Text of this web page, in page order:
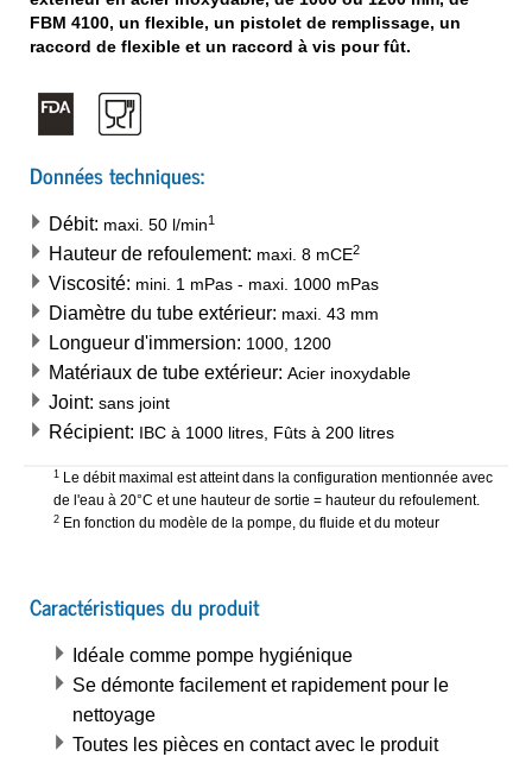
FBM 4100, un flexible, un pistolet de remplissage, un
raccord de flexible et un raccord à vis pour fût.
Données techniques:
Débit: maxi. 50 l/min1
Hauteur de refoulement: maxi. 8 mCE2
Viscosité: mini. 1 mPas - maxi. 1000 mPas
Diamètre du tube extérieur: maxi. 43 mm
Longueur d'immersion: 1000, 1200
Matériaux de tube extérieur: Acier inoxydable
Joint: sans joint
Récipient: IBC à 1000 litres, Fûts à 200 litres
1
Le débit maximal est atteint dans la configuration mentionnée avec
de l'eau à 20°C et une hauteur de sortie = hauteur du refoulement.
2 En fonction du modèle de la pompe, du fluide et du moteur
Caractéristiques du produit
Idéale comme pompe hygiénique
Se démonte facilement et rapidement pour le
nettoyage
Toutes les pièces en contact avec le produit